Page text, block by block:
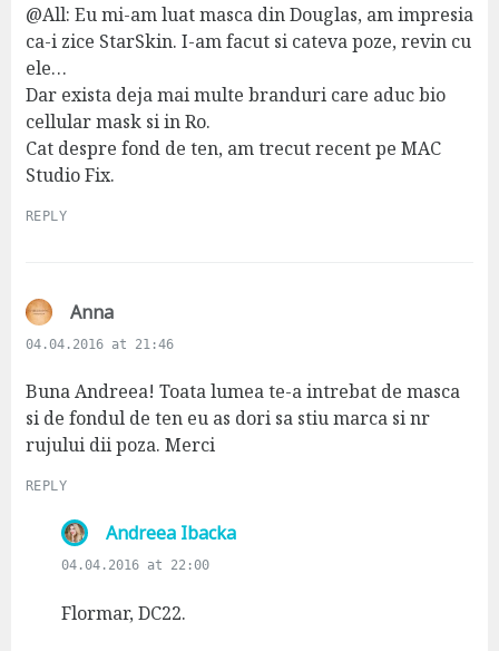
s
:
@All: Eu mi-am luat masca din Douglas, am impresia
ca-i zice StarSkin. I-am facut si cateva poze, revin cu
ele…
Dar exista deja mai multe branduri care aduc bio
cellular mask si in Ro.
Cat despre fond de ten, am trecut recent pe MAC
Studio Fix.
REPLY
Annas
a
s
:
04.04.2016 at 21:46
Buna Andreea! Toata lumea te-a intrebat de masca
si de fondul de ten eu as dori sa stiu marca si nr
rujului dii poza. Merci
REPLY
Andreea Ibackas
04.04.2016 at 22:00
Flormar, DC22.